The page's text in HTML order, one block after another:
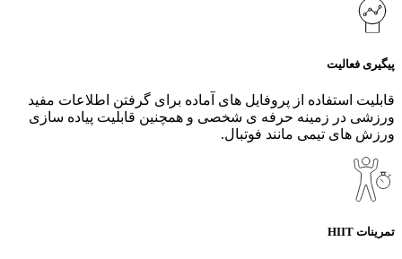
پیگیری فعالیت
قابلیت استفاده از پروفایل های آماده برای گرفتن اطلاعات مفید
ورزشی در زمینه حرفه ی شخصی و همچنین قابلیت پیاده سازی
ورزش های تیمی مانند فوتبال.
تمرینات HIIT